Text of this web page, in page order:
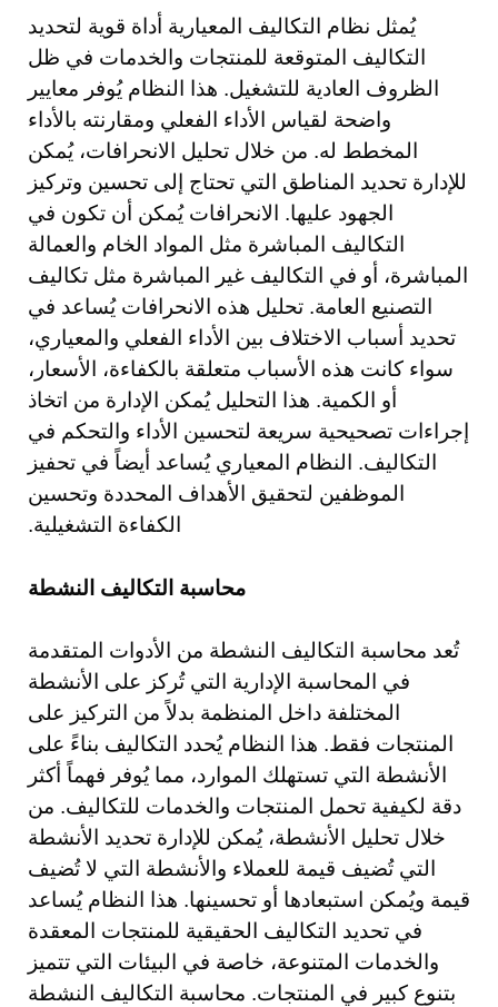
يُمثل نظام التكاليف المعيارية أداة قوية لتحديد
التكاليف المتوقعة للمنتجات والخدمات في ظل
الظروف العادية للتشغيل. هذا النظام يُوفر معايير
واضحة لقياس الأداء الفعلي ومقارنته بالأداء
المخطط له. من خلال تحليل الانحرافات، يُمكن
للإدارة تحديد المناطق التي تحتاج إلى تحسين وتركيز
الجهود عليها. الانحرافات يُمكن أن تكون في
التكاليف المباشرة مثل المواد الخام والعمالة
المباشرة، أو في التكاليف غير المباشرة مثل تكاليف
التصنيع العامة. تحليل هذه الانحرافات يُساعد في
تحديد أسباب الاختلاف بين الأداء الفعلي والمعياري،
سواء كانت هذه الأسباب متعلقة بالكفاءة، الأسعار،
أو الكمية. هذا التحليل يُمكن الإدارة من اتخاذ
إجراءات تصحيحية سريعة لتحسين الأداء والتحكم في
التكاليف. النظام المعياري يُساعد أيضاً في تحفيز
الموظفين لتحقيق الأهداف المحددة وتحسين
الكفاءة التشغيلية.
محاسبة التكاليف النشطة
تُعد محاسبة التكاليف النشطة من الأدوات المتقدمة
في المحاسبة الإدارية التي تُركز على الأنشطة
المختلفة داخل المنظمة بدلاً من التركيز على
المنتجات فقط. هذا النظام يُحدد التكاليف بناءً على
الأنشطة التي تستهلك الموارد، مما يُوفر فهماً أكثر
دقة لكيفية تحمل المنتجات والخدمات للتكاليف. من
خلال تحليل الأنشطة، يُمكن للإدارة تحديد الأنشطة
التي تُضيف قيمة للعملاء والأنشطة التي لا تُضيف
قيمة ويُمكن استبعادها أو تحسينها. هذا النظام يُساعد
في تحديد التكاليف الحقيقية للمنتجات المعقدة
والخدمات المتنوعة، خاصة في البيئات التي تتميز
بتنوع كبير في المنتجات. محاسبة التكاليف النشطة